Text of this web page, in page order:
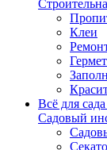
Клеи
Всё для
Садовый